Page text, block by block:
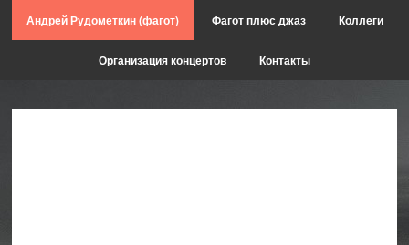
Андрей Рудометкин (фагот) Фагот плюс джаз Коллеги
Организация концертов Контакты